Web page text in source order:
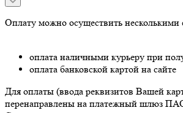
Оплату можно осуществить
оплата наличными курьеру при
оплата банковской картой на сайте
Для оплаты (ввода реквизитов Вашей
перенаправлены на платежный шлюз